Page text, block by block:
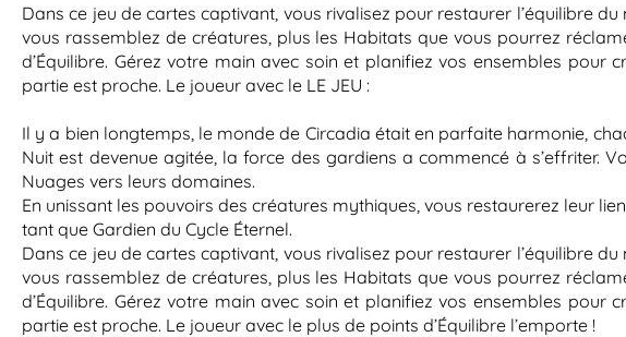
Dans ce jeu de cartes captivant, vous rivalisez pour restaurer l’équilibre
vous rassemblez de créatures, plus les Habitats que vous pourrez
d’Équilibre. Gérez votre main avec soin et planifiez vos ensembles pour
partie est proche. Le joueur avec le LE JEU :
Il y a bien longtemps, le monde de Circadia était en parfaite harmonie,
Nuit est devenue agitée, la force des gardiens a commencé à s’effriter.
Nuages vers leurs domaines.
En unissant les pouvoirs des créatures mythiques, vous restaurerez leur
tant que Gardien du Cycle Éternel.
Dans ce jeu de cartes captivant, vous rivalisez pour restaurer l’équilibre
vous rassemblez de créatures, plus les Habitats que vous pourrez
d’Équilibre. Gérez votre main avec soin et planifiez vos ensembles pour
partie est proche. Le joueur avec le plus de points d’Équilibre l’emporte !